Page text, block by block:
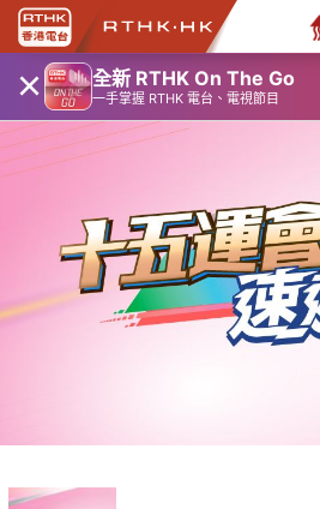
× 全新 RTHK On The Go
一手掌握 RTHK 電台、電視節目